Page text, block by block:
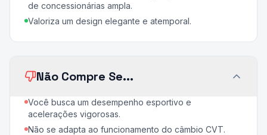
de concessionárias ampla.
Valoriza um design elegante e atemporal.
Não Compre Se...
Você busca um desempenho esportivo e
acelerações vigorosas.
Não se adapta ao funcionamento do câmbio CVT.